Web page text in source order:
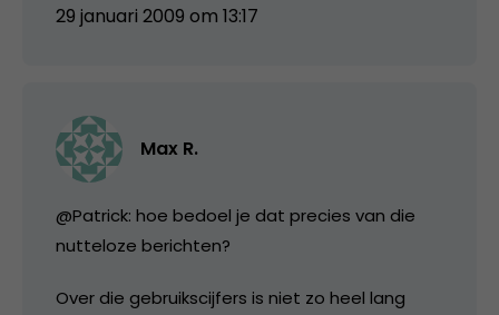
29 januari 2009 om 13:17
Max R.
@Patrick: hoe bedoel je dat precies van die
nutteloze berichten?
Over die gebruikscijfers is niet zo heel lang